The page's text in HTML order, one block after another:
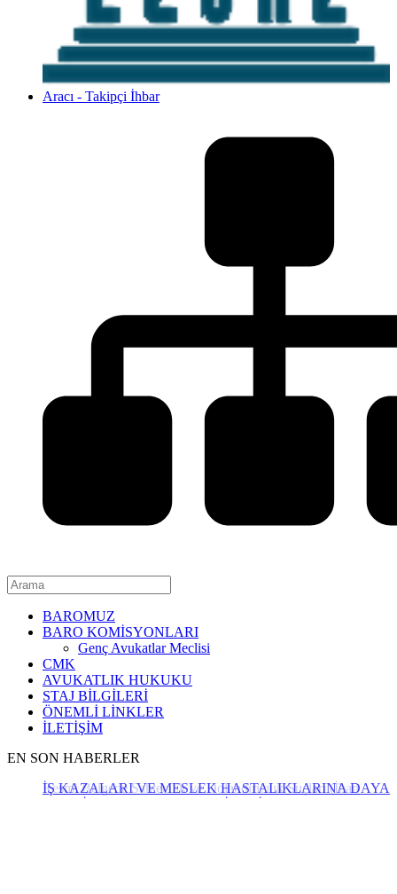
Aracı - Takipçi İhbar
BAROMUZ
BARO KOMİSYONLARI
Genç Avukatlar Meclisi
CMK
AVUKATLIK HUKUKU
STAJ BİLGİLERİ
ÖNEMLİ LİNKLER
İLETİŞİM
EN SON HABERLER
İŞ KAZALARI VE MESLEK HASTALIKLARINA